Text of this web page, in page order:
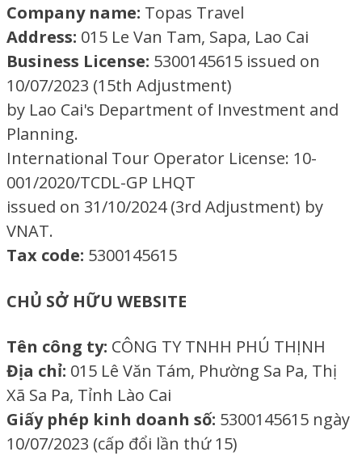
Company name: Topas Travel
Address: 015 Le Van Tam, Sapa, Lao Cai
Business License: 5300145615 issued on
10/07/2023 (15th Adjustment)
by Lao Cai's Department of Investment and
Planning.
International Tour Operator License: 10-
001/2020/TCDL-GP LHQT
issued on 31/10/2024 (3rd Adjustment) by
VNAT.
Tax code: 5300145615
CHỦ SỞ HỮU WEBSITE
Tên công ty: CÔNG TY TNHH PHÚ THỊNH
Địa chỉ: 015 Lê Văn Tám, Phường Sa Pa, Thị
Xã Sa Pa, Tỉnh Lào Cai
Giấy phép kinh doanh số: 5300145615 ngày
10/07/2023 (cấp đổi lần thứ 15)